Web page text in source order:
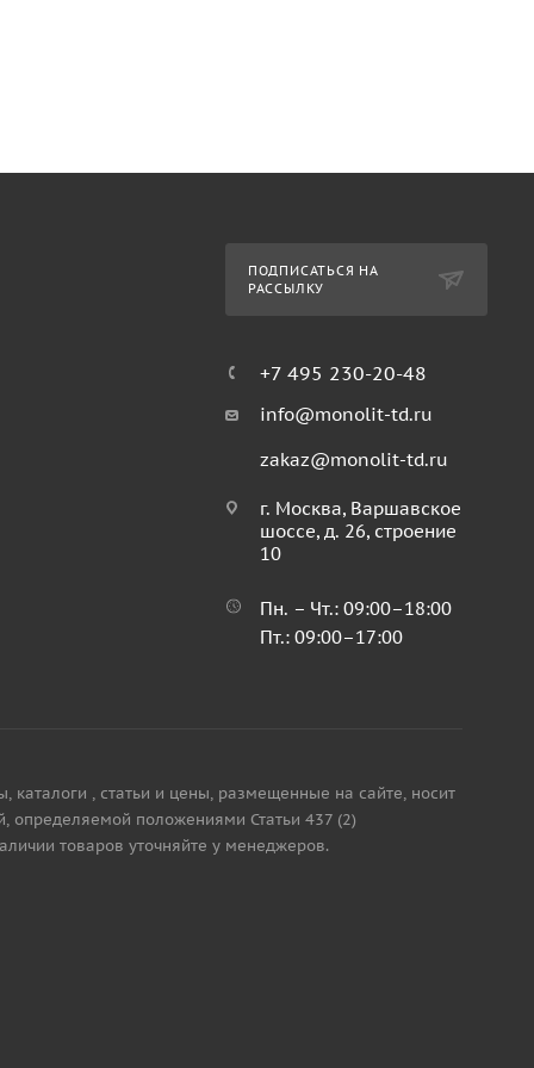
ПОДПИСАТЬСЯ НА
РАССЫЛКУ
+7 495 230-20-48
info@monolit-td.ru
zakaz@monolit-td.ru
г. Москва, Варшавское
шоссе, д. 26, строение
10
Пн. – Чт.: 09:00–18:00
Пт.: 09:00–17:00
, статьи и цены, размещенные на сайте, носит
определяемой положениями Статьи 437 (2)
товаров уточняйте у менеджеров.